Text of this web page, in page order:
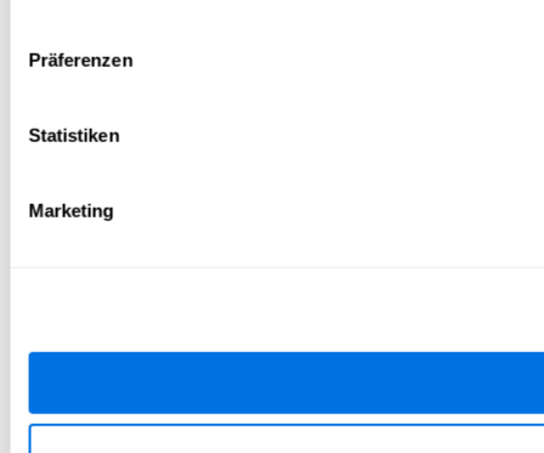
Präferenzen
Statistiken
Marketing